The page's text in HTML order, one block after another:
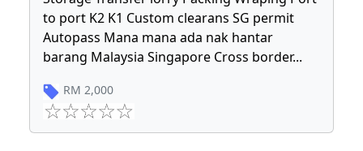
to port K2 K1 Custom clearans SG permit
Autopass Mana mana ada nak hantar
barang Malaysia Singapore Cross border...
RM 2,000